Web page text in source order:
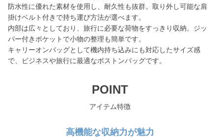
防水性に優れた素材を使用し、耐久性も抜群。取り外し可能な肩
掛けベルト付きで持ち運び方法が選べます。
内部は広々としており、旅行に必要な荷物をすっきり収納。ジッ
パー付きポケットで小物の整理も簡単です。
キャリーオンバッグとして機内持ち込みにも対応したサイズ感
で、ビジネスや旅行に最適なボストンバッグです。
POINT
アイテム特徴
高機能な収納力が魅力